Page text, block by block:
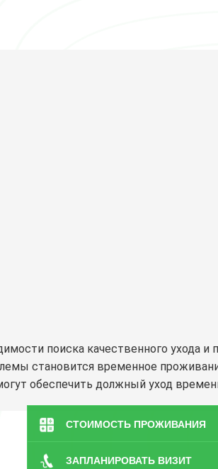
СТОИМОСТЬ ПРОЖИВАНИЯ
ЗАПЛАНИРОВАТЬ ВИЗИТ
поиска качественного ухода и
становится временное
обеспечить должный уход